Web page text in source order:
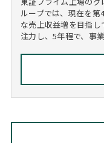
ループでは、現在を
な売上収益増を目指
注力し、5年程で、事